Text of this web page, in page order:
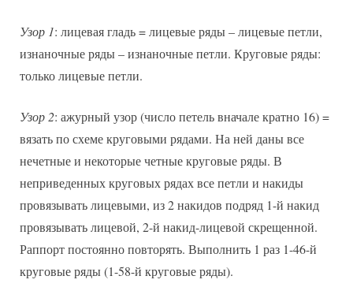
Узор 1: лицевая гладь = лицевые ряды – лицевые петли,
изнаночные ряды – изнаночные петли. Круговые ряды:
только лицевые петли.
Узор 2: ажурный узор (число петель вначале кратно 16) =
вязать по схеме круговыми рядами. На ней даны все
нечетные и некоторые четные круговые ряды. В
неприведенных круговых рядах все петли и накиды
провязывать лицевыми, из 2 накидов подряд 1-й накид
провязывать лицевой, 2-й накид-лицевой скрещенной.
Раппорт постоянно повторять. Выполнить 1 раз 1-46-й
круговые ряды (1-58-й круговые ряды).